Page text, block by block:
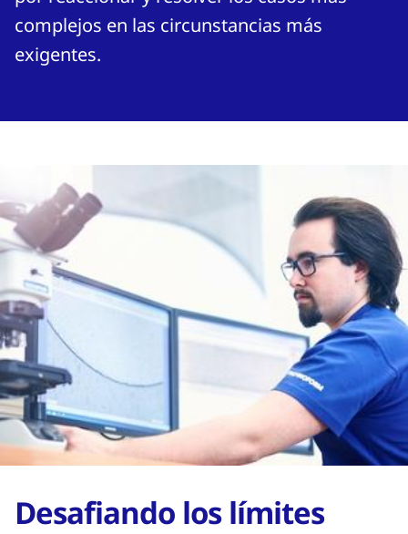
complejos en las circunstancias más
exigentes.
Desafiando los límites